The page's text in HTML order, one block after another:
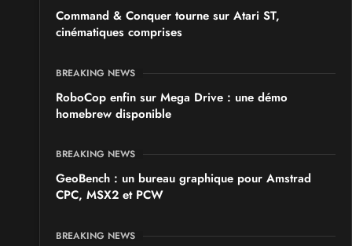
Command & Conquer tourne sur Atari ST,
cinématiques comprises
BREAKING NEWS
RoboCop enfin sur Mega Drive : une démo
homebrew disponible
BREAKING NEWS
GeoBench : un bureau graphique pour Amstrad
CPC, MSX2 et PCW
BREAKING NEWS